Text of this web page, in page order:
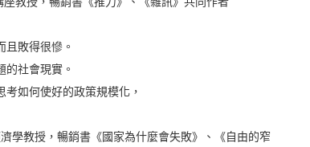
敗得很慘。
的社會現實。
如何使好的政策規模化，
教授，暢銷書《國家為什麼會失敗》、《自由的窄